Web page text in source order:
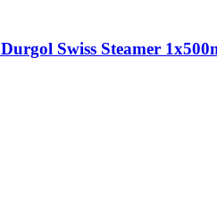
Durgol Swiss Steamer